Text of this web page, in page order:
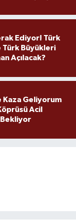
Ediyor! Türk
Türk Büyükleri
Açılacak?
Kaza Geliyorum
Acil
Bekliyor